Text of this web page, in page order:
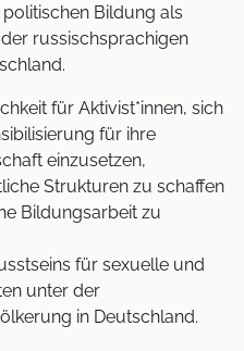
Bildung als
russischsprachigen
für Aktivist*innen, sich
für ihre
einzusetzen,
Strukturen zu schaffen
Bildungsarbeit zu
für sexuelle und
unter der
in Deutschland.